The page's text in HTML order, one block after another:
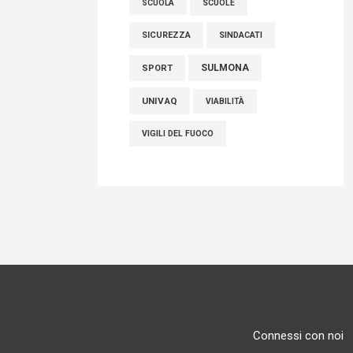
SCUOLA SCUOLE
SICUREZZA SINDACATI
SPORT SULMONA
UNIVAQ VIABILITÀ
VIGILI DEL FUOCO
Connessi con noi